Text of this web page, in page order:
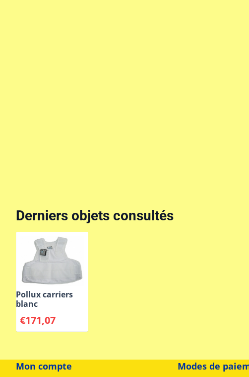
Derniers objets consultés
Pollux carriers
blanc
€171,07
Mon compte Modes de